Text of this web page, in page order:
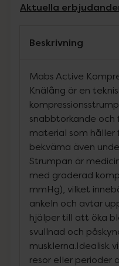
Aktuella
Beskrivning
Mabs Active
Knälång är en
snabbtorkande
material som
bekväma även
Strumpan är
med graderad
mmHg), vilket
ankeln och avtar
hjälper till att öka
svullnad och
musklerna.Idealisk
resor eller perioder